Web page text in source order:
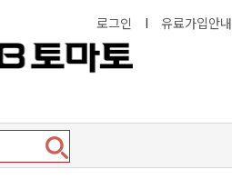
로그인 I 유료가입안내